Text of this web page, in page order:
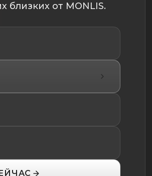
близких от MONLIS.